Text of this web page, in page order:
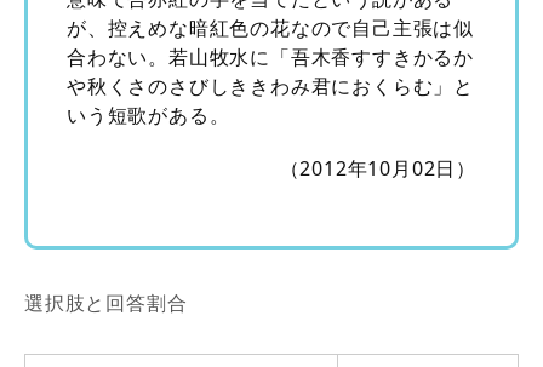
が、控えめな暗紅色の花なので自己主張は似
合わない。若山牧水に「吾木香すすきかるか
や秋くさのさびしききわみ君におくらむ」と
いう短歌がある。
（2012年10月02日）
選択肢と回答割合